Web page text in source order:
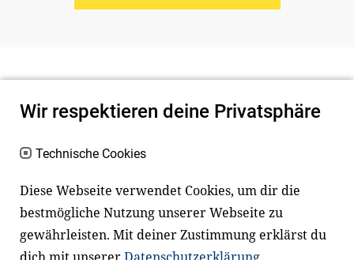
Newsletter
Wir respektieren deine Privatsphäre
Technische Cookies
Diese Webseite verwendet Cookies, um dir die
bestmögliche Nutzung unserer Webseite zu
gewährleisten. Mit deiner Zustimmung erklärst du